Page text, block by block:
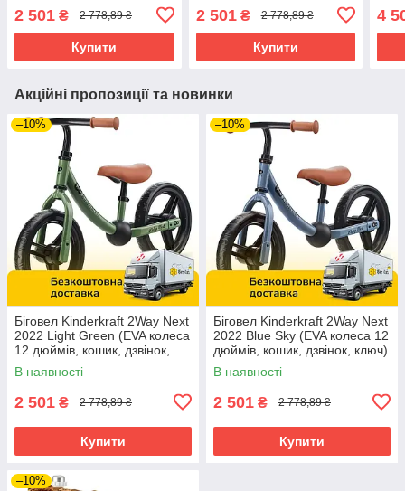
2 501 ₴ 2 778,89 ₴
Купити
2 501₴ 2 778,89 ₴
Купити
4
Акційні пропозиції та новинки
–10%
Біговел Kinderkraft 2Way Next
2022 Light Green (EVA колеса
12 дюймів, кошик, дзвінок,
ключ)
В наявності
2 501 ₴ 2 778,89 ₴
Купити
–10%
Біговел Kinderkraft 2Way Next
2022 Blue Sky (EVA колеса 12
дюймів, кошик, дзвінок, ключ)
В наявності
2 501 ₴ 2 778,89 ₴
Купити
–10%